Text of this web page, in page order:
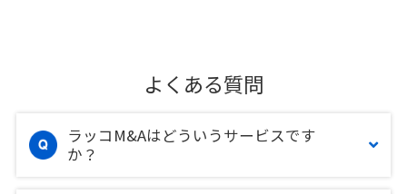
よくある質問
ラッコM&Aはどういうサービスです
か？